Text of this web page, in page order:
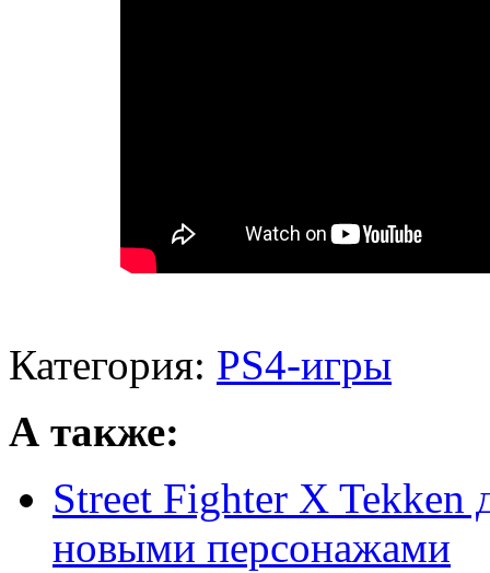
Категория: PS4-игры
А также:
Street Fighter X
новыми персонажами